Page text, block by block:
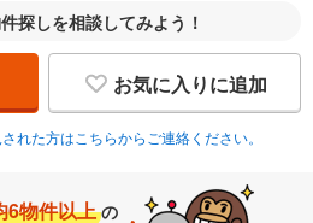
探しを相談してみよう！
お気に入りに追加
れた方はこちらからご連絡ください。
6物件以上 の